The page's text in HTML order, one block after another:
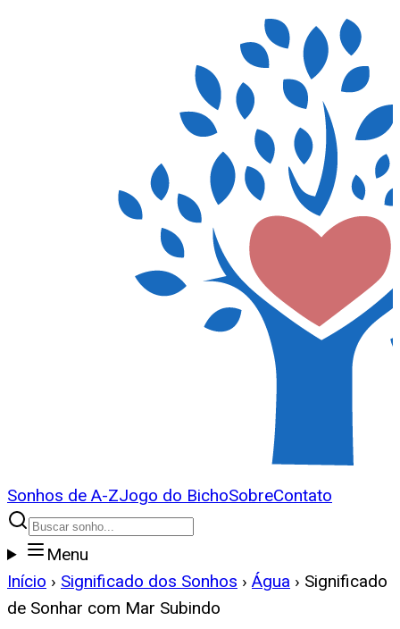
Sonhos de A-ZJogo do BichoSobreContato
Menu
Início › Significado dos Sonhos › Água › Significado
de Sonhar com Mar Subindo